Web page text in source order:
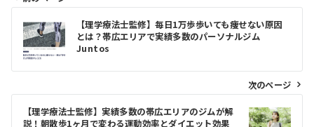
稿
ナ
ビ
ゲ
ー
【理学療法士監修】毎日1万歩歩いても痩せない原因
とは？帯広エリアで実績多数のパーソナルジム
Juntos
次のページ
【理学療法士監修】実績多数の帯広エリアのジムが解
説！朝散歩1ヶ月で変わる運動効率とダイエット効果